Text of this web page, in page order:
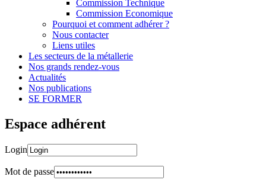
Commission Technique
Commission Economique
Pourquoi et comment adhérer ?
Nous contacter
Liens utiles
Les secteurs de la métallerie
Nos grands rendez-vous
Actualités
Nos publications
SE FORMER
Espace adhérent
Login
Mot de passe